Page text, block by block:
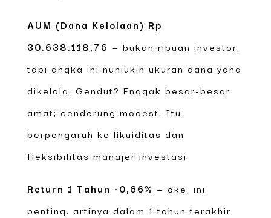
AUM (Dana Kelolaan) Rp
30.638.118,76 — bukan ribuan investor,
tapi angka ini nunjukin ukuran dana yang
dikelola. Gendut? Enggak besar-besar
amat; cenderung modest. Itu
berpengaruh ke likuiditas dan
fleksibilitas manajer investasi.
Return 1 Tahun -0,66% — oke, ini
penting: artinya dalam 1 tahun terakhir